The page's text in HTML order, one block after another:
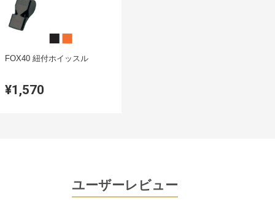
FOX40 紐付ホイッスル
¥1,570
ユーザーレビュー